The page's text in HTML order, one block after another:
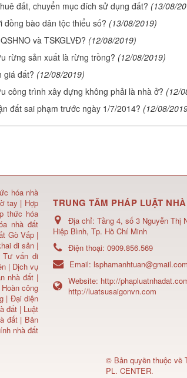
đất, chuyển mục đích sử dụng đất? (13/08/
đồng bào dân tộc thiểu số? (13/08/2019)
và TSKGLVĐ? (12/08/2019)
rừng sản xuất là rừng trồng? (12/08/2019)
giá đất? (12/08/2019)
công trình xây dựng không phải là nhà ở? (12/
đất sai phạm trước ngày 1/7/2014? (12/08/
hóa nhà
tay | Hợp
thức hóa
nhà đất
Gò Vấp|
di sản |
Tư vấn di
| Dịch vụ
nhà đất |
Hoàn công
| Đại diện
đất| Luật
đất | Bản
nhà đất
TRUNG TÂM PHÁP LUẬT
Địa chỉ: Tầng 4, số 3 Nguyễn Thị
Hiệp Bình, Tp. Hồ Chí Minh
Điện thoại: 0909.856.569
Email: lsphamanhtuan@gmail.com
Website: http://
http://luatsusaigonvn.com
© Bản quyền thuộc về
PL. CENTER.